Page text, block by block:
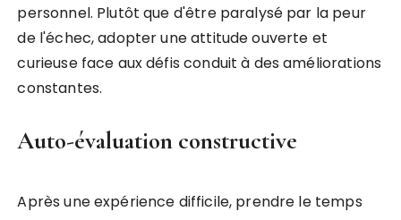
personnel. Plutôt que d'être paralysé par la peur
de l'échec, adopter une attitude ouverte et
curieuse face aux défis conduit à des améliorations
constantes.
Auto-évaluation constructive
Après une expérience difficile, prendre le temps